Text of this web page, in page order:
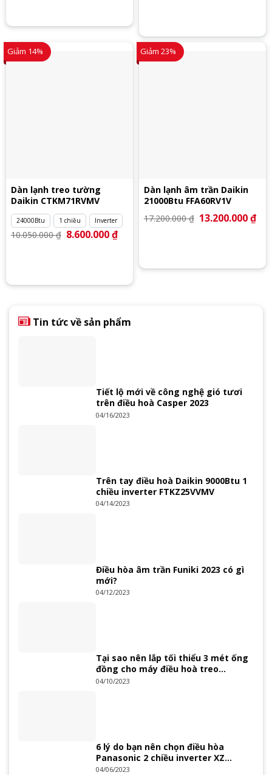
Giảm 14%
Dàn lạnh treo tường
Daikin CTKM71RVMV
24000Btu 1 chiều Inverter
10.050.000₫ Giá
gốc
8.600.000₫Giá
8.600.000 ₫.
Giảm 23%
Dàn lạnh âm trần Daikin
21000Btu FFA60RV1V
17.200.000₫ Giá
gốc
13.200.000₫Giá
Tin tức về sản phẩm
Tiết lộ mới về công nghệ gió tươi
trên điều hoà Casper 2023
04/16/2023
Trên tay điều hoà Daikin 9000Btu 1
chiều inverter FTKZ25VVMV
04/14/2023
Điều hòa âm trần Funiki 2023 có gì
mới?
04/12/2023
Tại sao nên lắp tối thiểu 3 mét ống
đồng cho máy điều hoà treo
tường?
04/10/2023
6 lý do bạn nên chọn điều hòa
Panasonic 2 chiều inverter XZ
Series 2023
04/06/2023